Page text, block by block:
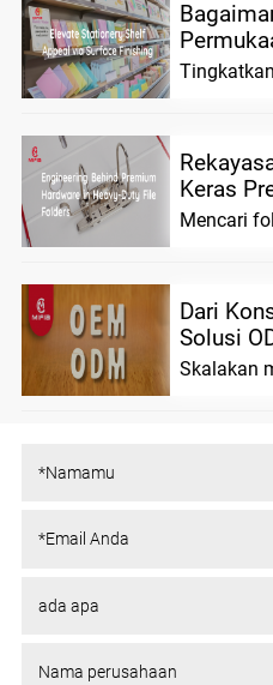
Rak Alat
Keras
File
Mencari
Dari
Solusi
Dapat
Skalakan